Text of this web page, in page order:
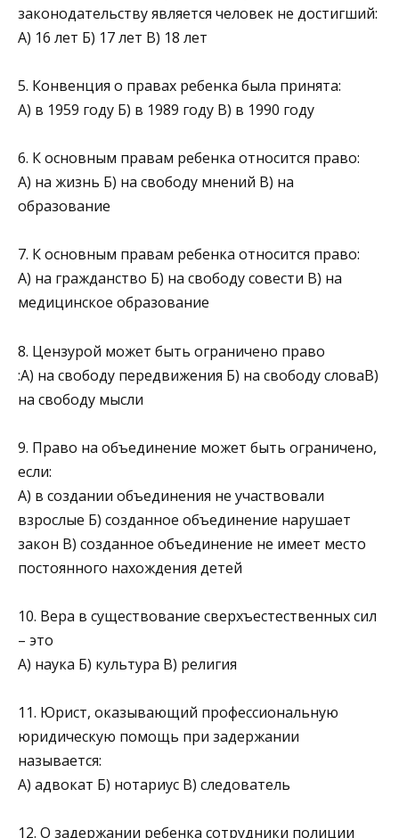
законодательству является человек не достигший:
А) 16 лет Б) 17 лет В) 18 лет
5. Конвенция о правах ребенка была принята:
А) в 1959 году Б) в 1989 году В) в 1990 году
6. К основным правам ребенка относится право:
А) на жизнь Б) на свободу мнений В) на
образование
7. К основным правам ребенка относится право:
А) на гражданство Б) на свободу совести В) на
медицинское образование
8. Цензурой может быть ограничено право
:А) на свободу передвижения Б) на свободу словаВ)
на свободу мысли
9. Право на объединение может быть ограничено,
если:
А) в создании объединения не участвовали
взрослые Б) созданное объединение нарушает
закон В) созданное объединение не имеет место
постоянного нахождения детей
10. Вера в существование сверхъестественных сил
– это
А) наука Б) культура В) религия
11. Юрист, оказывающий профессиональную
юридическую помощь при задержании
называется:
А) адвокат Б) нотариус В) следователь
12. О задержании ребенка сотрудники полиции